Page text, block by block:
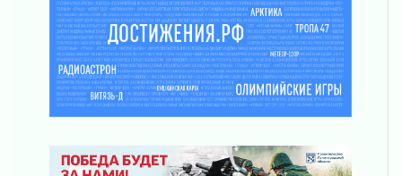
Уроки безопасности для детей и взрослых
03 августа 2026
Ленобласть отмечает День Воздушно-
десантных войск
02 августа 2026
«Активное лето»
Ленобласть отметила заслуги жителей перед